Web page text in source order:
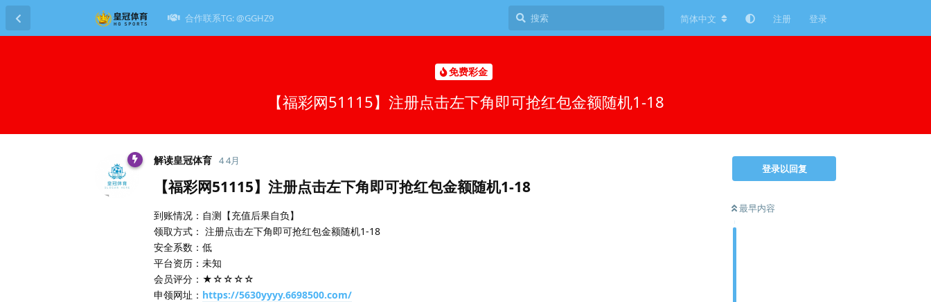
合作联系TG: @GGHZ9 简体中文 注册 登录
免费彩金
【福彩网51115】注册点击左下角即可抢红包金额随机1-18
登录以回复
最早内容
解读皇冠体育 4 4月
【福彩网51115】注册点击左下角即可抢红包金额随机1-18
到账情况：自测【充值后果自负】
领取方式： 注册点击左下角即可抢红包金额随机1-18
安全系数：低
平台资历：未知
会员评分：★☆☆☆☆
申领网址： https://5630yyyy.6698500.com/